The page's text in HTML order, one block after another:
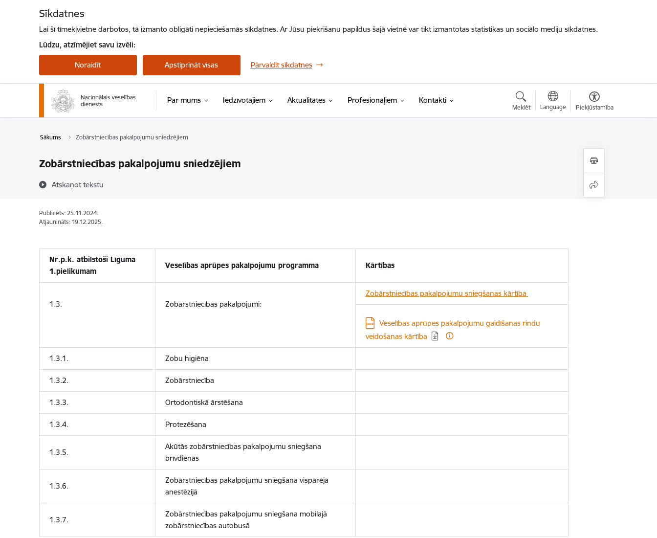
Sīkdatnes
Lai šī tīmekļvietne darbotos, tā izmanto obligāti nepieciešamās sīkdatnes. Ar Jūsu piekrišanu papildus šajā vietnē var tikt izmantotas statistikas un sociālo mediju sīkdatnes.
Lūdzu, atzīmējiet savu izvēli:
Noraidīt Apstiprināt visas Pārvaldīt sīkdatnes
Par mums Iedzīvotājiem Aktualitātes Profesionāļiem Kontakti
Meklēt Language Piekļūstamība
Sākums Zobārstniecības pakalpojumu sniedzējiem
Zobārstniecības pakalpojumu sniedzējiem
Atskaņot tekstu
Publicēts: 25.11.2024.
Atjaunināts: 19.12.2025.
Nr.p.k. atbilstoši Līguma
1.pielikumam
Veselības aprūpes pakalpojumu programma Kārtības
1.3. Zobārstniecības pakalpojumi:
Zobārstniecības pakalpojumu sniegšanas kārtība
Lejupielādēt:
Veselības aprūpes pakalpojumu gaidīšanas rindu
veidošanas kārtība
1.3.1. Zobu higiēna
1.3.2. Zobārstniecība
1.3.3. Ortodontiskā ārstēšana
1.3.4. Protezēšana
1.3.5.
Akūtās zobārstniecības pakalpojumu sniegšana
brīvdienās
1.3.6.
Zobārstniecības pakalpojumu sniegšana vispārējā
anestēzijā
1.3.7.
Zobārstniecības pakalpojumu sniegšana mobilajā
zobārstniecības autobusā